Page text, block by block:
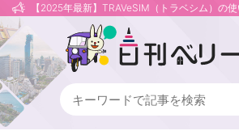
【2025年最新】TRAVeSIM（トラベシム）の